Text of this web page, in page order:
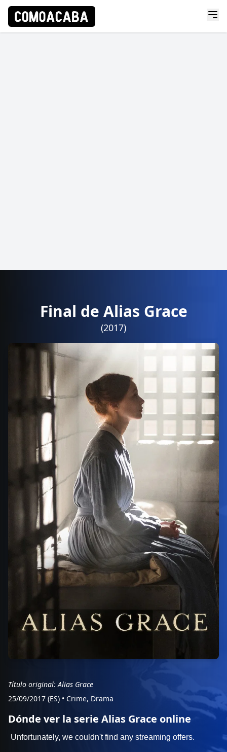
Final de Alias Grace
(2017)
Título original: Alias Grace
25/09/2017 (ES) • Crime, Drama
Dónde ver la serie Alias Grace online